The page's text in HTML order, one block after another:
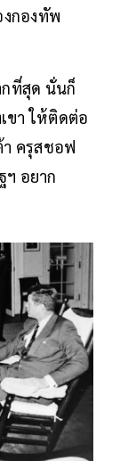
กองทัพ
กที่สุด นั่นก็
ขา ให้ติดต่อ
า ครุสชอฟ
ฯ อยาก